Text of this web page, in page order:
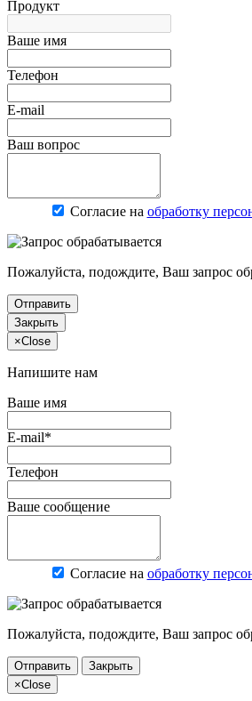
Продукт
Ваше имя
Телефон
E-mail
Ваш вопрос
Согласие на обработку
Пожалуйста, подождите, Ваш запрос
Отправить
Закрыть
×Close
Напишите нам
Ваше имя
E-mail*
Телефон
Ваше сообщение
Согласие на обработку
Пожалуйста, подождите, Ваш запрос
Отправить
Закрыть
×Close